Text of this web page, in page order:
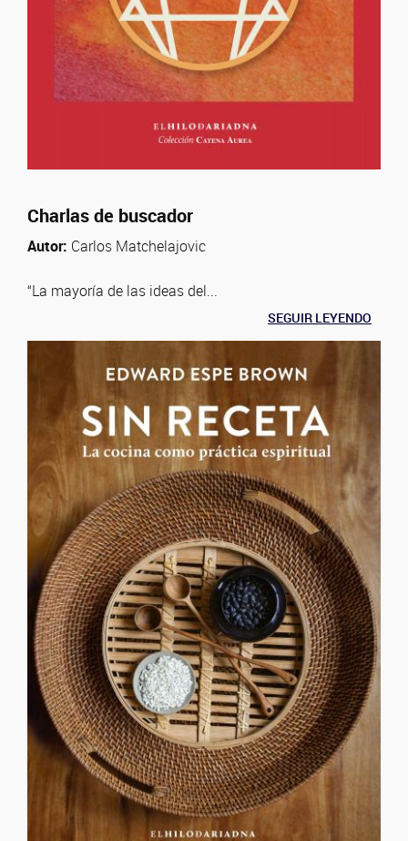
Charlas de buscador
Autor: Carlos Matchelajovic
“La mayoría de las ideas del...
SEGUIR LEYENDO